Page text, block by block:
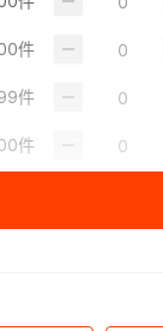
件
件
件